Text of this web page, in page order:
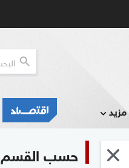
مزيد
حسب القسم